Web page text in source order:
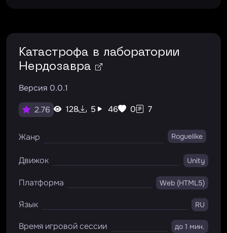
Катастрофа в лаборатории
Нердозавра
Версия 0.0.1
2.76 128 5 46 0 7
Жанр Roguelike
Движок Unity
Платформа Web (HTML5)
Язык RU
Время игровой сессии до 1 мин.